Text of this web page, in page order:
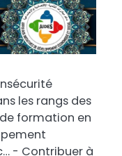
les rangs des
formation en
- Contribuer à